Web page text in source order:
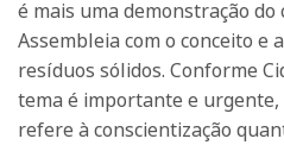
é mais uma demonstração do
Assembleia com o conceito e
resíduos sólidos. Conforme
tema é importante e
refere à conscientização